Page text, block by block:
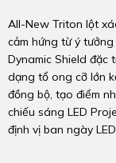
All-New Triton lột
cảm hứng từ ý
Dynamic Shield đặc
dạng tổ ong cỡ lớn
đồng bộ, tạo điểm
chiếu sáng LED
định vị ban ngày